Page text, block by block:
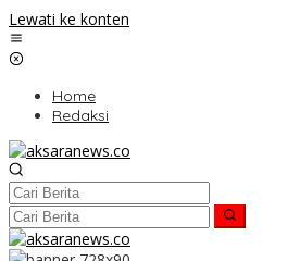
Lewati ke konten
Home
Redaksi